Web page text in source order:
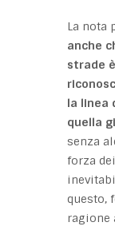
La nota
anche
strade
la linea
quella
senza
forza
questo,
ragione